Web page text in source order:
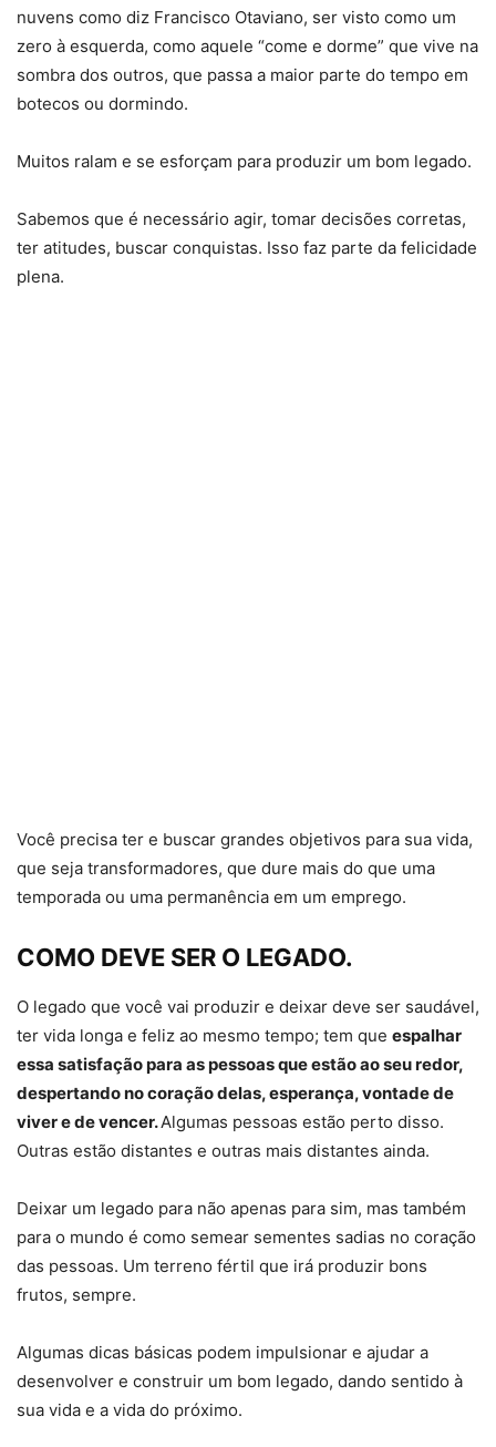
nuvens como diz Francisco Otaviano, ser visto como um
zero à esquerda, como aquele “come e dorme” que vive na
sombra dos outros, que passa a maior parte do tempo em
botecos ou dormindo.
Muitos ralam e se esforçam para produzir um bom legado.
Sabemos que é necessário agir, tomar decisões corretas,
ter atitudes, buscar conquistas. Isso faz parte da felicidade
plena.
Você precisa ter e buscar grandes objetivos para sua vida,
que seja transformadores, que dure mais do que uma
temporada ou uma permanência em um emprego.
COMO DEVE SER O LEGADO.
O legado que você vai produzir e deixar deve ser saudável,
ter vida longa e feliz ao mesmo tempo; tem que espalhar
essa satisfação para as pessoas que estão ao seu redor,
despertando no coração delas, esperança, vontade de
viver e de vencer.Algumas pessoas estão perto disso.
Outras estão distantes e outras mais distantes ainda.
Deixar um legado para não apenas para sim, mas também
para o mundo é como semear sementes sadias no coração
das pessoas. Um terreno fértil que irá produzir bons
frutos, sempre.
Algumas dicas básicas podem impulsionar e ajudar a
desenvolver e construir um bom legado, dando sentido à
sua vida e a vida do próximo.